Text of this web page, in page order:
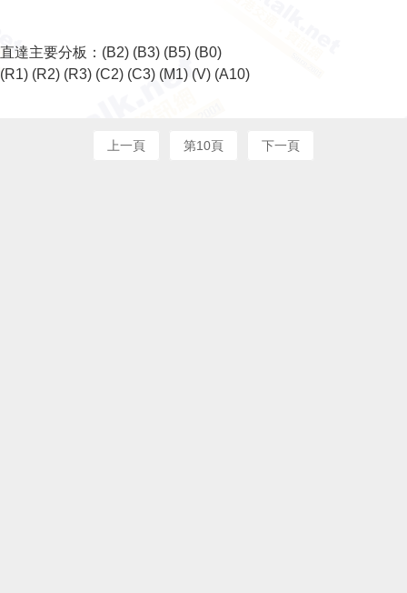
直達主要分板： (B2) (B3) (B5) (B0)
(R1) (R2) (R3) (C2) (C3) (M1) (V) (A10)
上一頁 第10頁 下一頁